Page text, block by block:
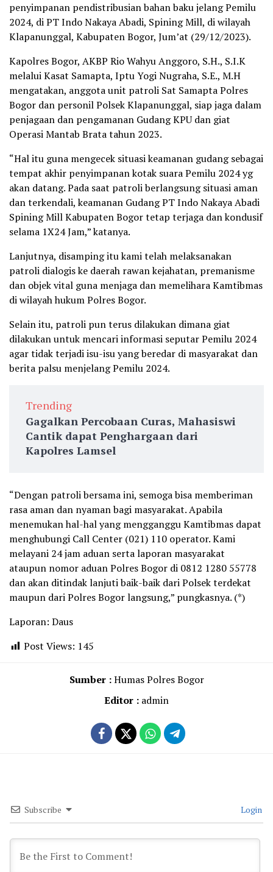
penyimpanan pendistribusian bahan baku jelang Pemilu
2024, di PT Indo Nakaya Abadi, Spining Mill, di wilayah
Klapanunggal, Kabupaten Bogor, Jum’at (29/12/2023).
Kapolres Bogor, AKBP Rio Wahyu Anggoro, S.H., S.I.K
melalui Kasat Samapta, Iptu Yogi Nugraha, S.E., M.H
mengatakan, anggota unit patroli Sat Samapta Polres
Bogor dan personil Polsek Klapanunggal, siap jaga dalam
penjagaan dan pengamanan Gudang KPU dan giat
Operasi Mantab Brata tahun 2023.
“Hal itu guna mengecek situasi keamanan gudang sebagai
tempat akhir penyimpanan kotak suara Pemilu 2024 yg
akan datang. Pada saat patroli berlangsung situasi aman
dan terkendali, keamanan Gudang PT Indo Nakaya Abadi
Spining Mill Kabupaten Bogor tetap terjaga dan kondusif
selama 1X24 Jam,” katanya.
Lanjutnya, disamping itu kami telah melaksanakan
patroli dialogis ke daerah rawan kejahatan, premanisme
dan objek vital guna menjaga dan memelihara Kamtibmas
di wilayah hukum Polres Bogor.
Selain itu, patroli pun terus dilakukan dimana giat
dilakukan untuk mencari informasi seputar Pemilu 2024
agar tidak terjadi isu-isu yang beredar di masyarakat dan
berita palsu menjelang Pemilu 2024.
Trending
Gagalkan Percobaan Curas, Mahasiswi
Cantik dapat Penghargaan dari
Kapolres Lamsel
“Dengan patroli bersama ini, semoga bisa memberiman
rasa aman dan nyaman bagi masyarakat. Apabila
menemukan hal-hal yang mengganggu Kamtibmas dapat
menghubungi Call Center (021) 110 operator. Kami
melayani 24 jam aduan serta laporan masyarakat
ataupun nomor aduan Polres Bogor di 0812 1280 55778
dan akan ditindak lanjuti baik-baik dari Polsek terdekat
maupun dari Polres Bogor langsung,” pungkasnya. (*)
Laporan: Daus
Post Views: 145
Sumber :Humas Polres Bogor
Editor : admin
Subscribe Login